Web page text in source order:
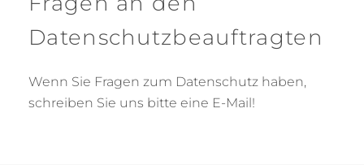
Datenschutzbeauftragten
Wenn Sie Fragen zum Datenschutz haben,
schreiben Sie uns bitte eine E-Mail!